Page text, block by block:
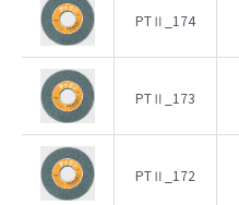
PTⅡ_174
PTⅡ_173
PTⅡ_172